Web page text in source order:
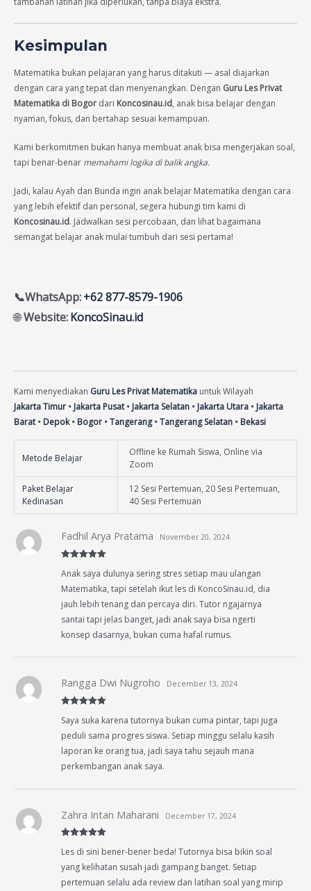
Kesimpulan
Matematika bukan pelajaran yang harus ditakuti — asal diajarkan
dengan cara yang tepat dan menyenangkan. Dengan Guru Les Privat
Matematika di Bogor dari Koncosinau.id, anak bisa belajar dengan
nyaman, fokus, dan bertahap sesuai kemampuan.
Kami berkomitmen bukan hanya membuat anak bisa mengerjakan soal,
tapi benar-benar memahami logika di balik angka.
Jadi, kalau Ayah dan Bunda ingin anak belajar Matematika dengan cara
yang lebih efektif dan personal, segera hubungi tim kami di
Koncosinau.id. Jadwalkan sesi percobaan, dan lihat bagaimana
semangat belajar anak mulai tumbuh dari sesi pertama!
📞WhatsApp:+62 877-8579-1906
🌐Website:KoncoSinau.id
Kami menyediakan Guru Les Privat Matematika untuk Wilayah
Jakarta Timur • Jakarta Pusat• Jakarta Selatan • Jakarta Utara • Jakarta
Barat• Depok• Bogor •Tangerang•Tangerang Selatan • Bekasi
Metode Belajar
Offline ke Rumah Siswa, Online via
Zoom
Paket Belajar
Kedinasan
12 Sesi Pertemuan, 20 Sesi Pertemuan,
40 Sesi Pertemuan
of 5
Fadhil Arya Pratama November 20, 2024
Anak saya dulunya sering stres setiap mau ulangan
Matematika, tapi setelah ikut les di KoncoSinau.id, dia
jauh lebih tenang dan percaya diri. Tutor ngajarnya
santai tapi jelas banget, jadi anak saya bisa ngerti
konsep dasarnya, bukan cuma hafal rumus.
of 5
Rangga Dwi Nugroho December 13, 2024
Saya suka karena tutornya bukan cuma pintar, tapi juga
peduli sama progres siswa. Setiap minggu selalu kasih
laporan ke orang tua, jadi saya tahu sejauh mana
perkembangan anak saya.
of 5
Zahra Intan Maharani December 17, 2024
Les di sini bener-bener beda! Tutornya bisa bikin soal
yang kelihatan susah jadi gampang banget. Setiap
pertemuan selalu ada review dan latihan soal yang mirip